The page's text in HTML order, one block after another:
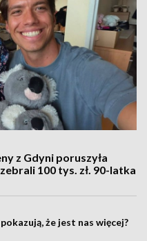
z Gdyni poruszyła
100 tys. zł. 90-latka
że jest nas więcej?